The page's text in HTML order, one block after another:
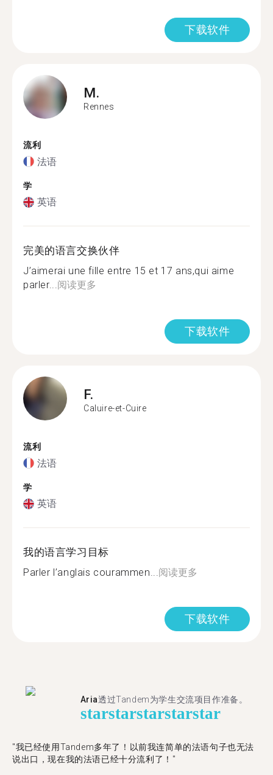
下载软件
M.
Rennes
流利
法语
学
英语
完美的语言交换伙伴
J’aimerai une fille entre 15 et 17 ans,qui aime
parler...阅读更多
下载软件
F.
Caluire-et-Cuire
流利
法语
学
英语
我的语言学习目标
Parler l’anglais courammen...阅读更多
下载软件
Aria透过Tandem为学生交流项目作准备。
starstarstarstarstar
"​​我已经使用Tandem多年了！以前我连简单的法语句子也无法
说出口，现在我的法语已经十分流利了！"